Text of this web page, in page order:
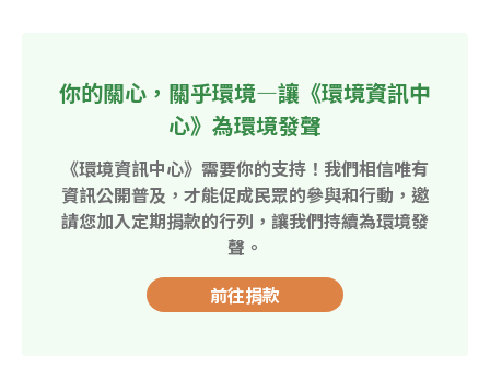
你的關心，關乎環境—讓《環境資訊中
心》為環境發聲
《環境資訊中心》需要你的支持！我們相信唯有
資訊公開普及，才能促成民眾的參與和行動，邀
請您加入定期捐款的行列，讓我們持續為環境發
聲。
前往捐款